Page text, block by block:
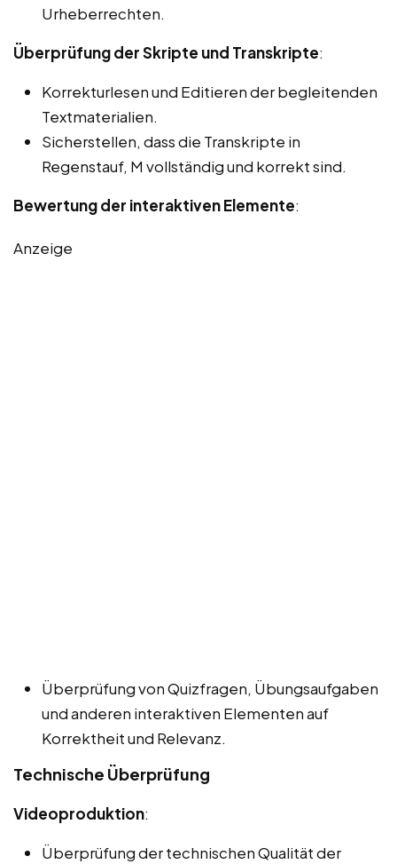
Urheberrechten.
Überprüfung der Skripte und Transkripte:
Korrekturlesen und Editieren der begleitenden
Textmaterialien.
Sicherstellen, dass die Transkripte in
Regenstauf, M vollständig und korrekt sind.
Bewertung der interaktiven Elemente:
Anzeige
Überprüfung von Quizfragen, Übungsaufgaben
und anderen interaktiven Elementen auf
Korrektheit und Relevanz.
Technische Überprüfung
Videoproduktion:
Überprüfung der technischen Qualität der